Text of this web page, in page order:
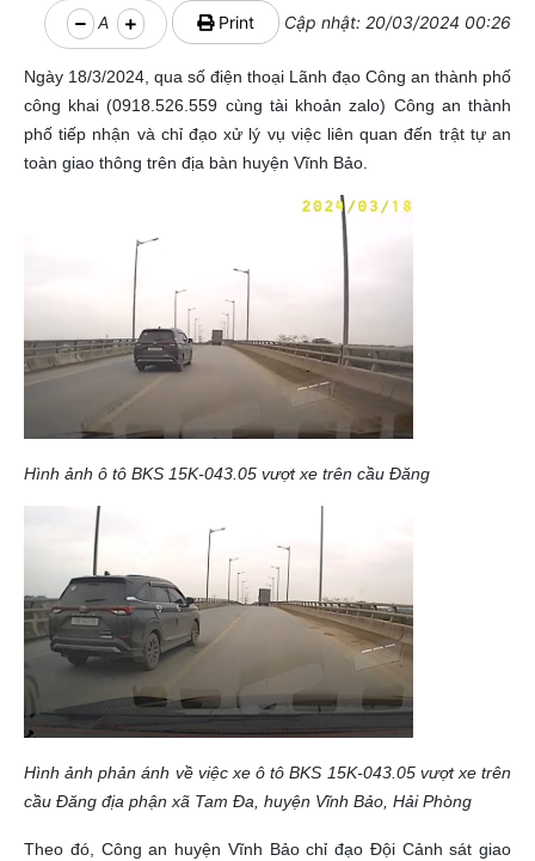
A Print Cập nhật: 20/03/2024 00:26
Ngày 18/3/2024, qua số điện thoại Lãnh đạo Công an thành phố
công khai (0918.526.559 cùng tài khoản zalo) Công an thành
phố tiếp nhận và chỉ đạo xử lý vụ việc liên quan đến trật tự an
toàn giao thông trên địa bàn huyện Vĩnh Bảo.
Hình ảnh ô tô BKS 15K-043.05 vượt xe trên cầu Đăng
Hình ảnh phản ánh về việc xe ô tô BKS 15K-043.05 vượt xe trên
cầu Đăng địa phận xã Tam Đa, huyện Vĩnh Bảo, Hải Phòng
Theo đó, Công an huyện Vĩnh Bảo chỉ đạo Đội Cảnh sát giao